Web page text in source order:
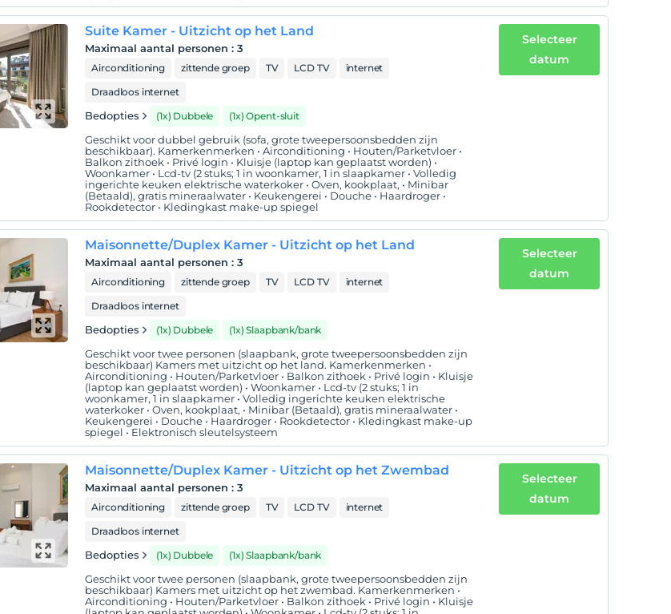
Suite Kamer - Uitzicht op het Land
Maximaal aantal personen :3
Airconditioning zittende groep TV LCD TV
internet
Draadloos internet
Bedopties (1x) Dubbele (1x) Opent-sluit
Geschikt voor dubbel gebruik (sofa, grote tweepersoonsbedden zijn
beschikbaar). Kamerkenmerken • Airconditioning • Houten/Parketvloer •
Balkon zithoek • Privé login • Kluisje (laptop kan geplaatst worden) •
Woonkamer • Lcd-tv (2 stuks; 1 in woonkamer, 1 in slaapkamer • Volledig
ingerichte keuken elektrische waterkoker • Oven, kookplaat, • Minibar
(Betaald), gratis mineraalwater • Keukengerei • Douche • Haardroger •
Rookdetector • Kledingkast make-up spiegel
Selecteer
datum
Maisonnette/Duplex Kamer - Uitzicht op het Land
Maximaal aantal personen :3
Airconditioning zittende groep TV LCD TV
internet
Draadloos internet
Bedopties (1x) Dubbele (1x) Slaapbank/bank
Geschikt voor twee personen (slaapbank, grote tweepersoonsbedden zijn
beschikbaar) Kamers met uitzicht op het land. Kamerkenmerken •
Airconditioning • Houten/Parketvloer • Balkon zithoek • Privé login • Kluisje
(laptop kan geplaatst worden) • Woonkamer • Lcd-tv (2 stuks; 1 in
woonkamer, 1 in slaapkamer • Volledig ingerichte keuken elektrische
waterkoker • Oven, kookplaat, • Minibar (Betaald), gratis mineraalwater •
Keukengerei • Douche • Haardroger • Rookdetector • Kledingkast make-up
spiegel • Elektronisch sleutelsysteem
Selecteer
datum
Maisonnette/Duplex Kamer - Uitzicht op het Zwembad
Maximaal aantal personen :3
Airconditioning zittende groep TV LCD TV
internet
Draadloos internet
Bedopties (1x) Dubbele (1x) Slaapbank/bank
Geschikt voor twee personen (slaapbank, grote tweepersoonsbedden zijn
beschikbaar) Kamers met uitzicht op het zwembad. Kamerkenmerken •
Airconditioning • Houten/Parketvloer • Balkon zithoek • Privé login • Kluisje
Selecteer
datum